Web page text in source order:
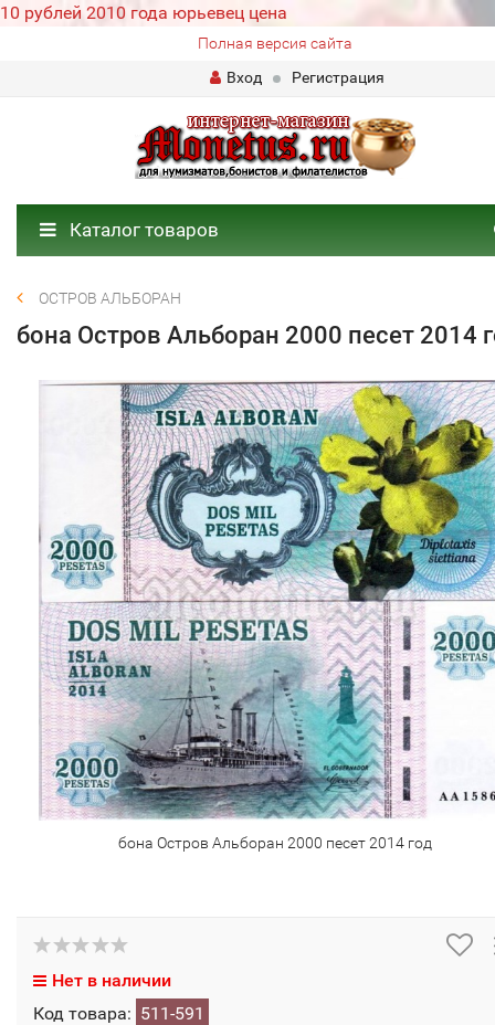
10 рублей 2010 года юрьевец цена
Полная версия сайта
Вход
Регистрация
Каталог товаров
ОСТРОВ АЛЬБОРАН
бона Остров Альборан 2000 песет 2014
бона Остров Альборан 2000 песет 2014 год
Нет в наличии
Код товара: 511-591